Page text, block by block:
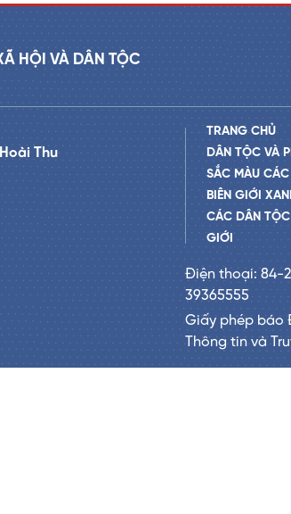
HỘI VÀ DÂN TỘC
Thu
TRANG CHỦ
DÂN TỘC VÀ
SẮC MÀU
BIÊN GIỚI
CÁC DÂN TỘC
GIỚI
Điện thoại: 84-
39365555
Giấy phép báo
Thông tin và